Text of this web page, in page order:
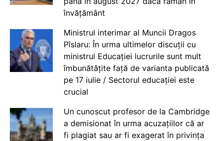
învățământ
Ministrul interimar al Muncii Dragos
Pîslaru: În urma ultimelor discuții cu
ministrul Educației lucrurile sunt mult
îmbunătățite față de varianta publicată
pe 17 iulie / Sectorul educației este
crucial
Un cunoscut profesor de la Cambridge
a demisionat în urma acuzațiilor că ar
fi plagiat sau ar fi exagerat în privința